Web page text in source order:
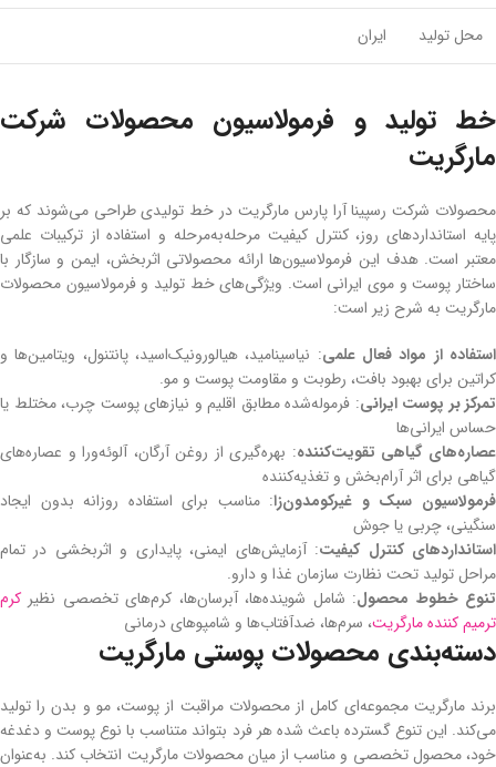
محل تولید ایران
خط تولید و فرمولاسیون محصولات شرکت
مارگریت
محصولات شرکت رسپینا آرا پارس مارگریت در خط تولیدی طراحی می‌شوند که بر
پایه استانداردهای روز، کنترل کیفیت مرحله‌به‌مرحله و استفاده از ترکیبات علمی
معتبر است. هدف این فرمولاسیون‌ها ارائه محصولاتی اثربخش، ایمن و سازگار با
ساختار پوست و موی ایرانی است. ویژگی‌های خط تولید و فرمولاسیون محصولات
مارگریت به شرح زیر است:
استفاده از مواد فعال علمی: نیاسینامید، هیالورونیک‌اسید، پانتنول، ویتامین‌ها و
کراتین برای بهبود بافت، رطوبت و مقاومت پوست و مو.
تمرکز بر پوست ایرانی: فرموله‌شده مطابق اقلیم و نیازهای پوست چرب، مختلط یا
حساس ایرانی‌ها
عصاره‌های گیاهی تقویت‌کننده: بهره‌گیری از روغن آرگان، آلوئه‌ورا و عصاره‌های
گیاهی برای اثر آرام‌بخش و تغذیه‌کننده
فرمولاسیون سبک و غیرکومدون‌زا: مناسب برای استفاده روزانه بدون ایجاد
سنگینی، چربی یا جوش
استانداردهای کنترل کیفیت: آزمایش‌های ایمنی، پایداری و اثربخشی در تمام
مراحل تولید تحت نظارت سازمان غذا و دارو.
تنوع خطوط محصول: شامل شوینده‌ها، آبرسان‌ها، کرم‌های تخصصی نظیر کرم
ترمیم کننده مارگریت، سرم‌ها، ضدآفتاب‌ها و شامپوهای درمانی
دسته‌بندی محصولات پوستی مارگریت
برند مارگریت مجموعه‌ای کامل از محصولات مراقبت از پوست، مو و بدن را تولید
می‌کند. این تنوع گسترده باعث شده هر فرد بتواند متناسب با نوع پوست و دغدغه
خود، محصول تخصصی و مناسب از میان محصولات مارگریت انتخاب کند. به‌عنوان